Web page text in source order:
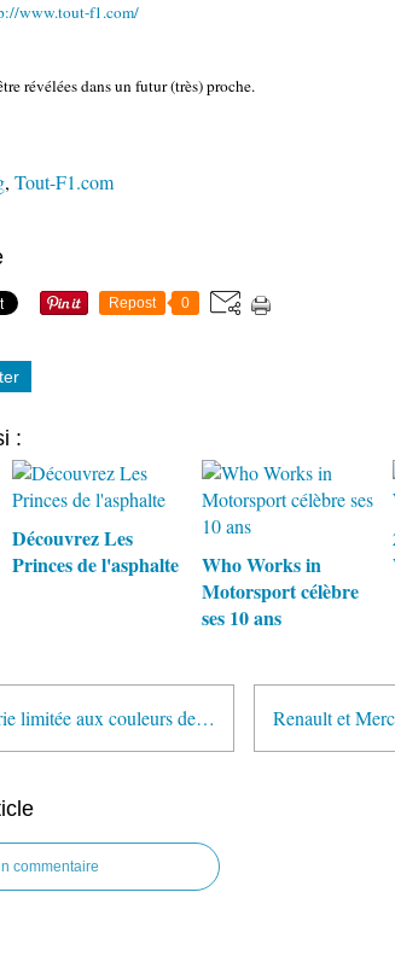
www.tout-f1.com/
révélées dans un futur (très) proche.
, Tout-F1.com
Repost 0
:
Découvrez Les
Princes de l'asphalte
Who Works in
Motorsport célèbre
ses 10 ans
Proton sort une série limitée aux couleurs de Lotus Racing
commentaire